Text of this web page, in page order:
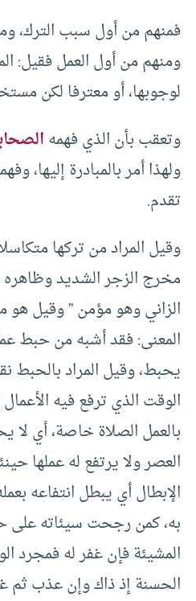
فمنهم من أول سبب الترك،
ومنهم من أول العمل فقيل:
لوجوبها، أو معترفا لكن
وتعقب بأن الذي فهمه
ولهذا أمر بالمبادرة إليها،
تقدم.
وقيل المراد من تركها
مخرج الزجر الشديد وظاهره
الزاني وهو مؤمن ” وقيل هو
المعنى: فقد أشبه من حبط
يحبط، وقيل المراد بالحبط
الوقت الذي ترفع فيه الأعمال
بالعمل الصلاة خاصة، أي
العصر ولا يرتفع له عملها
الإبطال أي يبطل انتفاعه
به، كمن رجحت سيئاته على
المشيئة فإن غفر له فمجرد
الحسنة إذ ذاك وإن عذب ثم